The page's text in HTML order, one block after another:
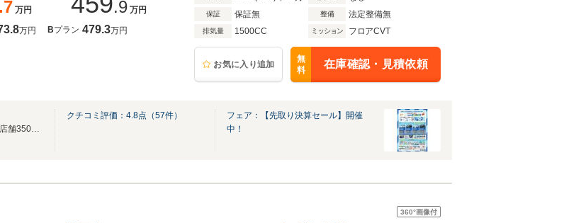
.7 万円 .9 万円
万円 Bプラン 479.3万円
保証 保証無 整備 法定整備無
排気量 1500CC ミッション フロアCVT
お気に入り追加
無
料
在庫確認・見積依頼
充実の保証制度で買ってからも安心！全国60店舗3500台から選べる！車探しはケーユー♪
クチコミ評価： 4.8点（57件）
フェア：【先取り決算セール】開催
中！
360°画像付